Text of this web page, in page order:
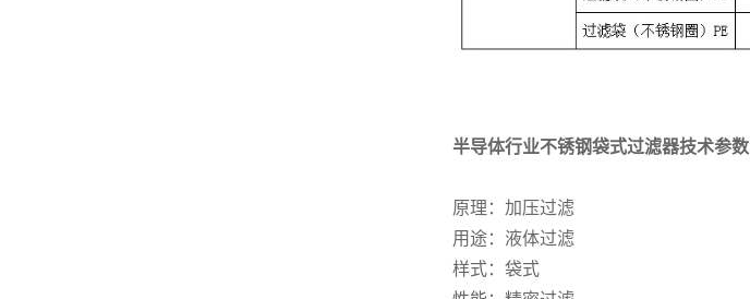
半导体行业不锈钢袋式过滤器技术参数
原理：加压过滤
用途：液体过滤
样式：袋式